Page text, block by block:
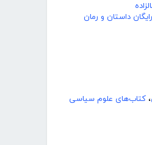
داستان و رمان
، کتاب‌های علوم سیاسی